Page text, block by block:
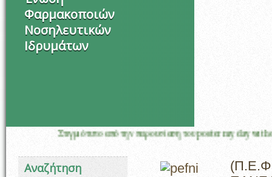
Φαρμακοποιών
Νοσηλευτικών
Ιδρυμάτων
Στιγμιότυπο από την παρουσίαση του poster my day with oncology
Αναζήτηση